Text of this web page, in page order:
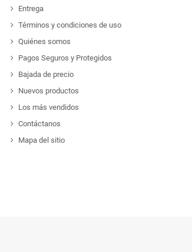
Entrega
Términos y condiciones de uso
Quiénes somos
Pagos Seguros y Protegidos
Bajada de precio
Nuevos productos
Los más vendidos
Contáctanos
Mapa del sitio